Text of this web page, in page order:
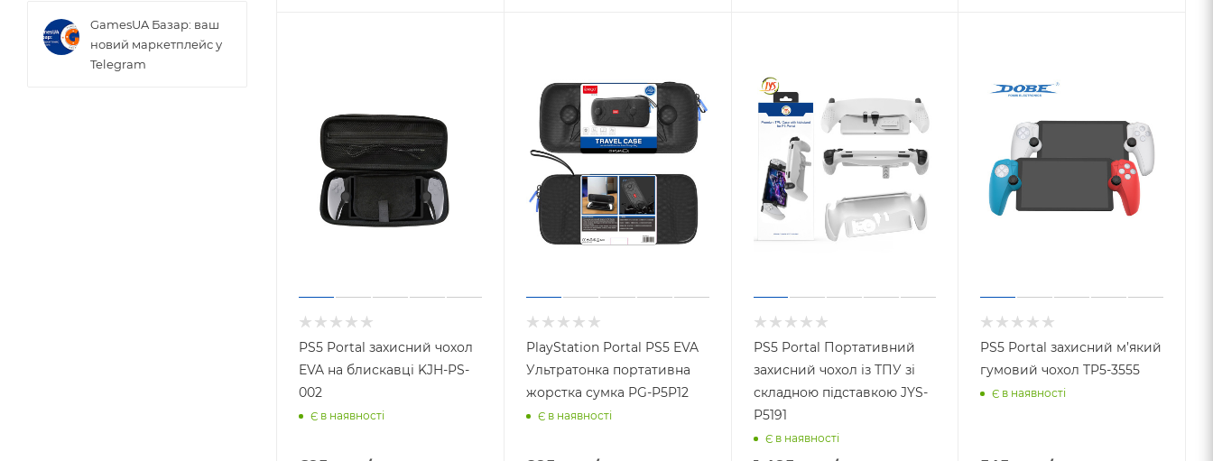
PS5 Portal захисний чохол
EVA на блискавці KJH-PS-
002
Є в наявності
PlayStation Portal PS5 EVA
Ультратонка портативна
жорстка сумка PG-P5P12
Є в наявності
PS5 Portal Портативний
захисний чохол із ТПУ зі
складною підставкою JYS-
P5191
Є в наявності
PS5 Portal захисний м’який
гумовий чохол TP5-3555
Є в наявності
GamesUA Базар: ваш
новий маркетплейс у
Telegram